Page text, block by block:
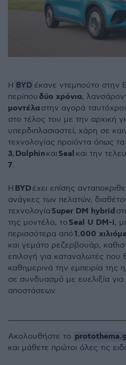
Η BYD έκανε ντεμπούτο στην
περίπου δύο χρόνια,
μοντέλα στην αγορά
στο τέλος του με την αρχική
υπερδιπλασιαστεί, χάρη σε
τεχνολογίας προϊόντα όπως τα
3, Dolphinκαι Seal και την
7.
Η BYDέχει επίσης
ανάγκες των πελατών,
τεχνολογία Super DM hybrid
της μοντέλο, το Seal U DM-i,
περισσότερα από 1.000
και γεμάτο ρεζερβουάρ,
επιλογή για καταναλωτές που
καθημερινά την εμπειρία της
σε συνδυασμό με ευελιξία
αποστάσεων.
Ακολουθήστε το
και μάθετε πρώτοι όλες τις